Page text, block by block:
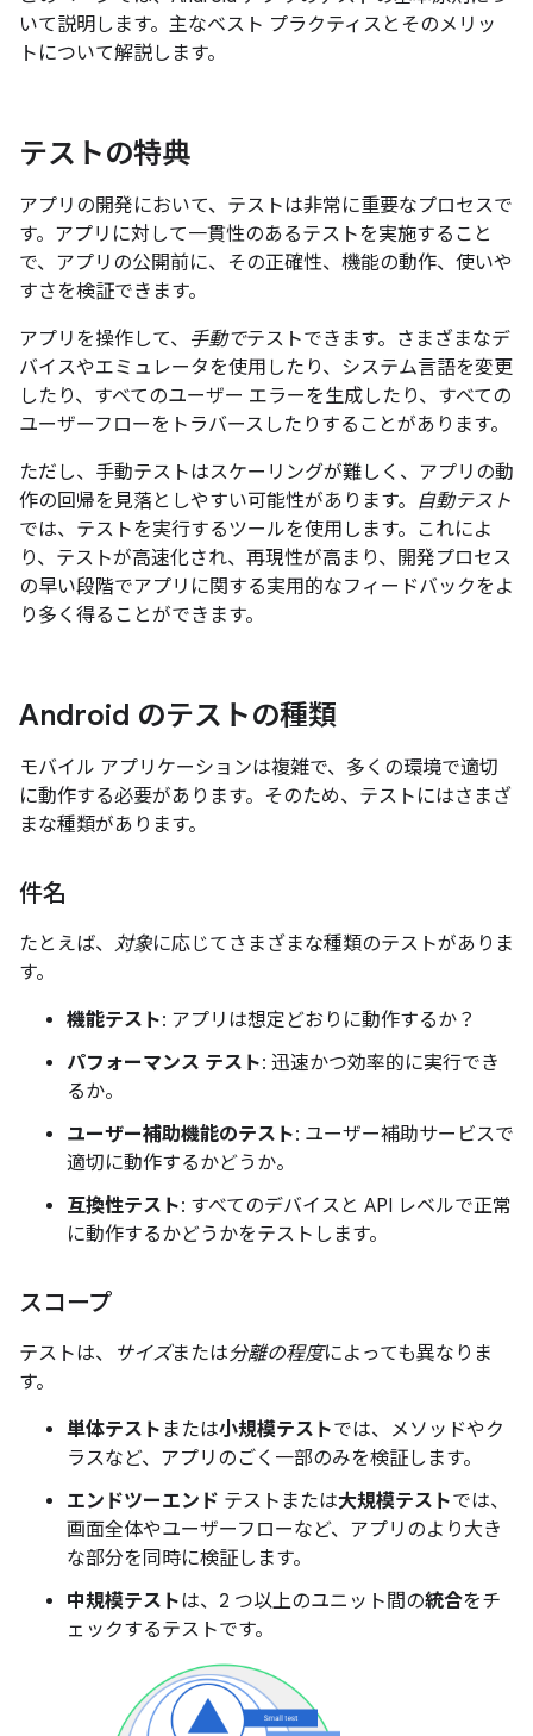
いて説明します。主なベスト プラクティスとそのメリッ
トについて解説します。
テストの特典
アプリの開発において、テストは非常に重要なプロセスで
す。アプリに対して一貫性のあるテストを実施すること
で、アプリの公開前に、その正確性、機能の動作、使いや
すさを検証できます。
アプリを操作して、 手動でテストできます。さまざまなデ
バイスやエミュレータを使用したり、システム言語を変更
したり、すべてのユーザー エラーを生成したり、すべての
ユーザーフローをトラバースしたりすることがあります。
ただし、手動テストはスケーリングが難しく、アプリの動
作の回帰を見落としやすい可能性があります。 自動テスト
では、テストを実行するツールを使用します。これによ
り、テストが高速化され、再現性が高まり、開発プロセス
の早い段階でアプリに関する実用的なフィードバックをよ
り多く得ることができます。
Android のテストの種類
モバイル アプリケーションは複雑で、多くの環境で適切
に動作する必要があります。そのため、テストにはさまざ
まな種類があります。
件名
たとえば、 対象に応じてさまざまな種類のテストがありま
す。
機能テスト: アプリは想定どおりに動作するか？
パフォーマンス テスト: 迅速かつ効率的に実行でき
るか。
ユーザー補助機能のテスト: ユーザー補助サービスで
適切に動作するかどうか。
互換性テスト: すべてのデバイスと API レベルで正常
に動作するかどうかをテストします。
スコープ
テストは、 サイズまたは分離の程度によっても異なりま
す。
単体テスト または小規模テストでは、メソッドやク
ラスなど、アプリのごく一部のみを検証します。
エンドツーエンド テストまたは大規模テストでは、
画面全体やユーザーフローなど、アプリのより大き
な部分を同時に検証します。
中規模テストは、2 つ以上のユニット間の統合をチ
ェックするテストです。